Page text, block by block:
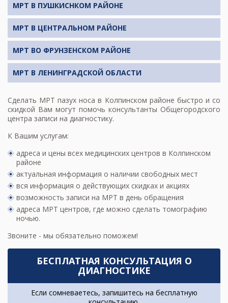
МРТ В ПУШКИСНКОМ РАЙОНЕ
МРТ В ЦЕНТРАЛЬНОМ РАЙОНЕ
МРТ ВО ФРУНЗЕНСКОМ РАЙОНЕ
МРТ В ЛЕНИНГРАДСКОЙ ОБЛАСТИ
Сделать МРТ пазух носа в Колпинском районе быстро и со
скидкой Вам могут помочь консультанты Общегородского
центра записи на диагностику.
К Вашим услугам:
адреса и цены всех медицинских центров в Колпинском
районе
актуальная информация о наличии свободных мест
вся информация о действующих скидках и акциях
возможность записи на МРТ в день обращения
адреса МРТ центров, где можно сделать томографию
ночью.
Звоните - мы обязательно поможем!
БЕСПЛАТНАЯ КОНСУЛЬТАЦИЯ О
ДИАГНОСТИКЕ
Если сомневаетесь, запишитесь на бесплатную